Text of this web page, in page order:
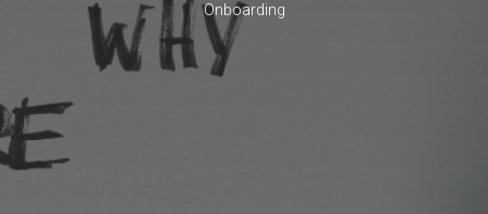
Onboarding